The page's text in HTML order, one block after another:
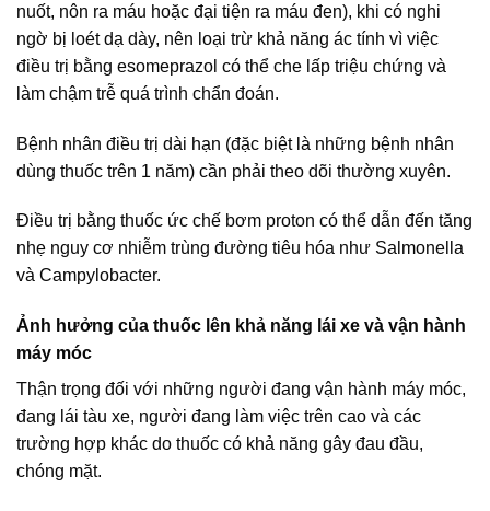
nuốt, nôn ra máu hoặc đại tiện ra máu đen), khi có nghi
ngờ bị loét dạ dày, nên loại trừ khả năng ác tính vì việc
điều trị bằng esomeprazol có thể che lấp triệu chứng và
làm chậm trễ quá trình chẩn đoán.
Bệnh nhân điều trị dài hạn (đặc biệt là những bệnh nhân
dùng thuốc trên 1 năm) cần phải theo dõi thường xuyên.
Điều trị bằng thuốc ức chế bơm proton có thể dẫn đến tăng
nhẹ nguy cơ nhiễm trùng đường tiêu hóa như Salmonella
và Campylobacter.
Ảnh hưởng của thuốc lên khả năng lái xe và vận hành
máy móc
Thận trọng đối với những người đang vận hành máy móc,
đang lái tàu xe, người đang làm việc trên cao và các
trường hợp khác do thuốc có khả năng gây đau đầu,
chóng mặt.